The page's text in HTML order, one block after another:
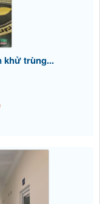
khử trùng...